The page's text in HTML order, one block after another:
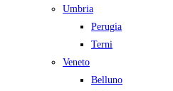
Umbria
Perugia
Terni
Veneto
Belluno